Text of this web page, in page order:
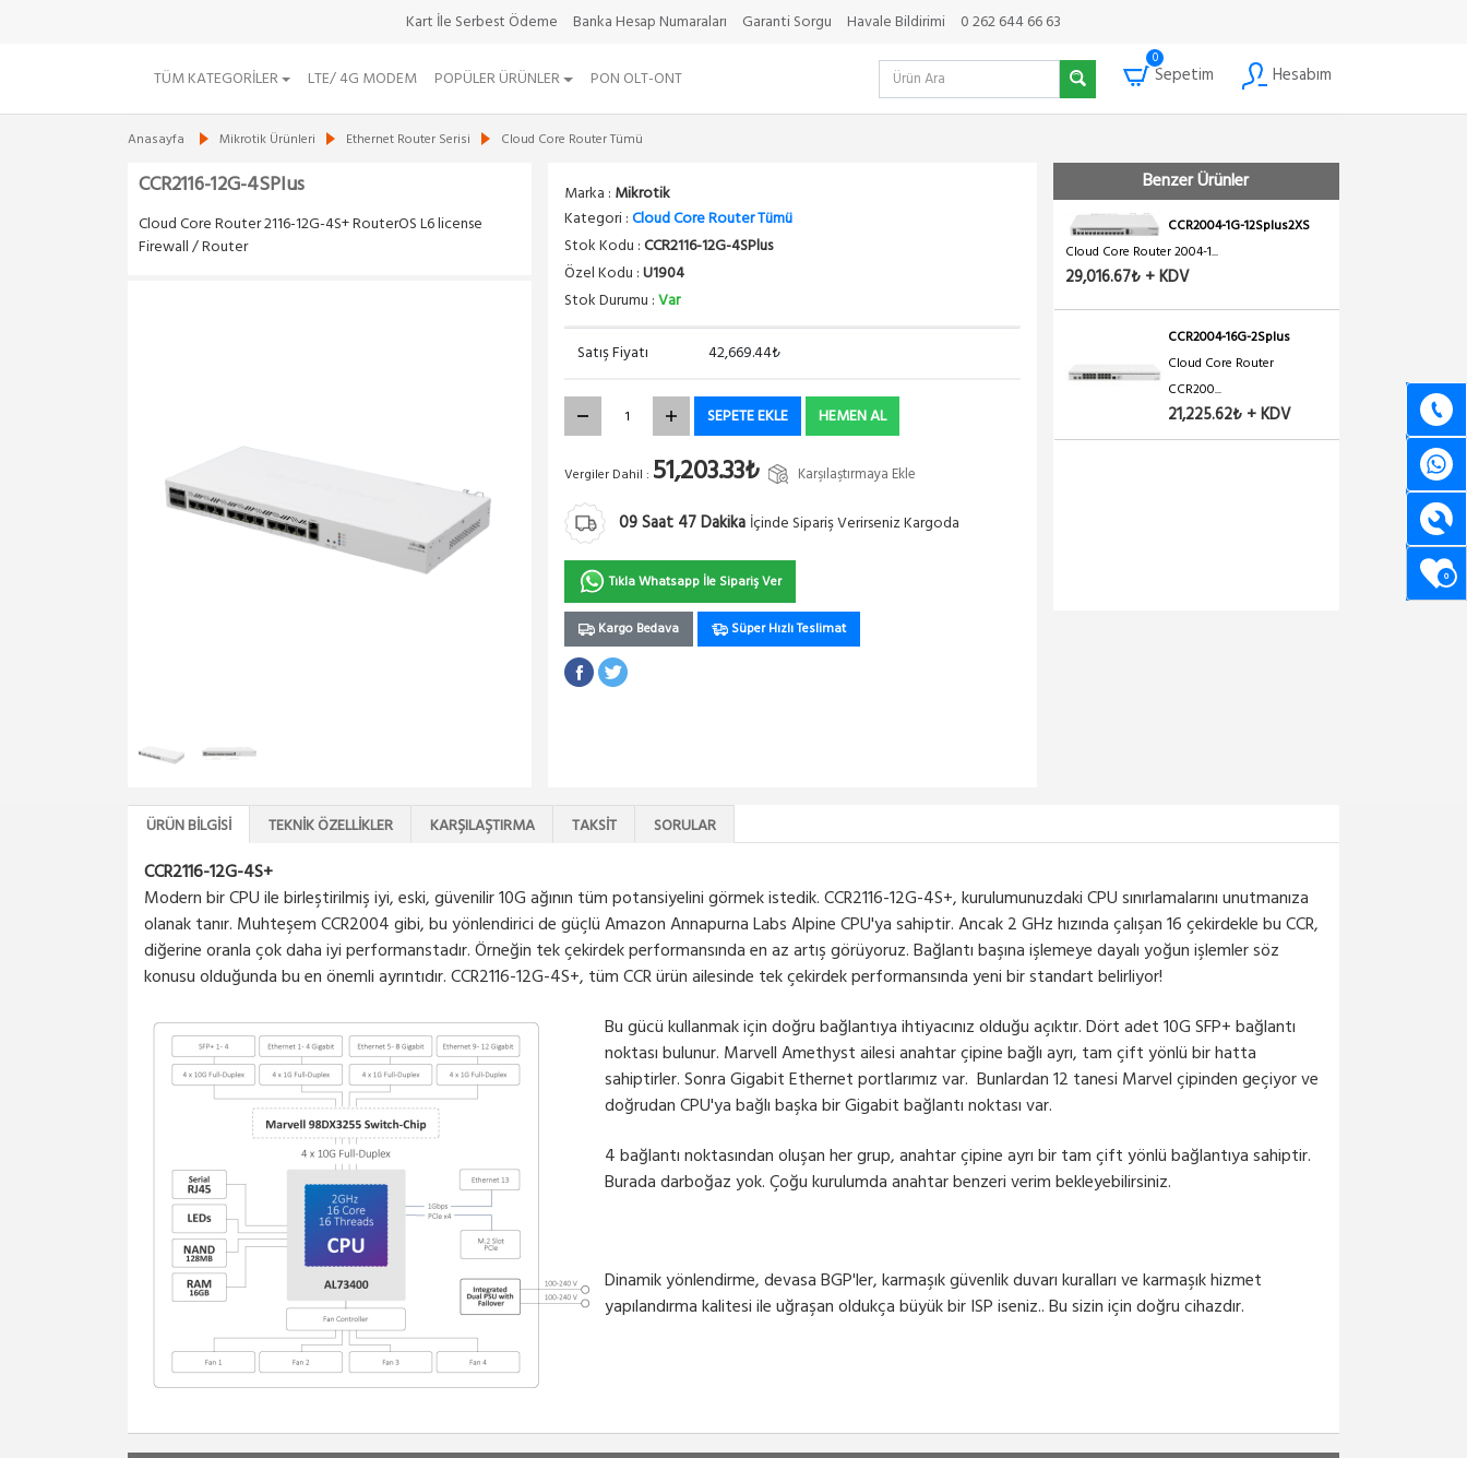
Kart İle Serbest Ödeme Banka Hesap Numaraları Garanti Sorgu Havale Bildirimi 0 262 644 66 63
TÜM KATEGORILER LTE/ 4G MODEM POPÜLER ÜRÜNLER PON OLT-ONT
0
Sepetim Hesabım
0
Anasayfa Mikrotik Ürünleri Ethernet Router Serisi Cloud Core Router Tümü
CCR2116-12G-4SPlus
Cloud Core Router 2116-12G-4S+ RouterOS L6 license
Firewall / Router
Marka : Mikrotik
Kategori :Cloud Core Router Tümü
Stok Kodu :CCR2116-12G-4SPlus
Özel Kodu :U1904
Stok Durumu :Var
Satış Fiyatı 42,669.44₺
SEPETE EKLE HEMEN AL
Vergiler Dahil : 51,203.33₺ Karşılaştırmaya Ekle
09Saat 47Dakika İçinde Sipariş Verirseniz Kargoda
Tıkla Whatsapp İle Sipariş Ver
Kargo Bedava Süper Hızlı Teslimat
Benzer Ürünler
CCR2004-1G-12Splus2XS
Cloud Core Router 2004-1...
29,016.67₺ + KDV
CCR2004-16G-2Splus
Cloud Core Router
CCR200...
21,225.62₺ + KDV
ÜRÜN BILGISI TEKNIK ÖZELLIKLER KARŞILAŞTIRMA TAKSIT SORULAR
CCR2116-12G-4S+
Modern bir CPU ile birleştirilmiş iyi, eski, güvenilir 10G ağının tüm potansiyelini görmek istedik. CCR2116-12G-4S+, kurulumunuzdaki CPU sınırlamalarını unutmanıza
olanak tanır. Muhteşem CCR2004 gibi, bu yönlendirici de güçlü Amazon Annapurna Labs Alpine CPU'ya sahiptir. Ancak 2 GHz hızında çalışan 16 çekirdekle bu CCR,
diğerine oranla çok daha iyi performanstadır. Örneğin tek çekirdek performansında en az artış görüyoruz. Bağlantı başına işlemeye dayalı yoğun işlemler söz
konusu olduğunda bu en önemli ayrıntıdır. CCR2116-12G-4S+, tüm CCR ürün ailesinde tek çekirdek performansında yeni bir standart belirliyor!
Bu gücü kullanmak için doğru bağlantıya ihtiyacınız olduğu açıktır. Dört adet 10G SFP+ bağlantı
noktası bulunur. Marvell Amethyst ailesi anahtar çipine bağlı ayrı, tam çift yönlü bir hatta
sahiptirler. Sonra Gigabit Ethernet portlarımız var. Bunlardan 12 tanesi Marvel çipinden geçiyor ve
doğrudan CPU'ya bağlı başka bir Gigabit bağlantı noktası var.
4 bağlantı noktasından oluşan her grup, anahtar çipine ayrı bir tam çift yönlü bağlantıya sahiptir.
Burada darboğaz yok. Çoğu kurulumda anahtar benzeri verim bekleyebilirsiniz.
Dinamik yönlendirme, devasa BGP'ler, karmaşık güvenlik duvarı kuralları ve karmaşık hizmet
yapılandırma kalitesi ile uğraşan oldukça büyük bir ISP iseniz.. Bu sizin için doğru cihazdır.